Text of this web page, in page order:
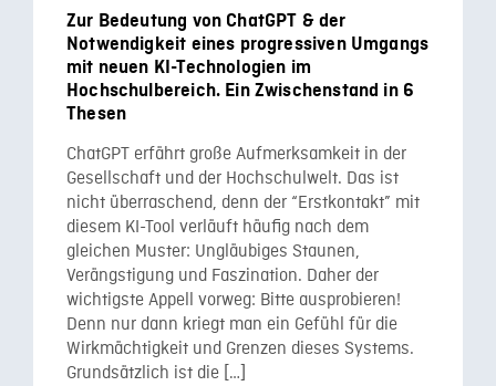
Zur Bedeutung von ChatGPT & der
Notwendigkeit eines progressiven Umgangs
mit neuen KI-Technologien im
Hochschulbereich. Ein Zwischenstand in 6
Thesen
ChatGPT erfährt große Aufmerksamkeit in der
Gesellschaft und der Hochschulwelt. Das ist
nicht überraschend, denn der “Erstkontakt” mit
diesem KI-Tool verläuft häufig nach dem
gleichen Muster: Ungläubiges Staunen,
Verängstigung und Faszination. Daher der
wichtigste Appell vorweg: Bitte ausprobieren!
Denn nur dann kriegt man ein Gefühl für die
Wirkmächtigkeit und Grenzen dieses Systems.
Grundsätzlich ist die […]